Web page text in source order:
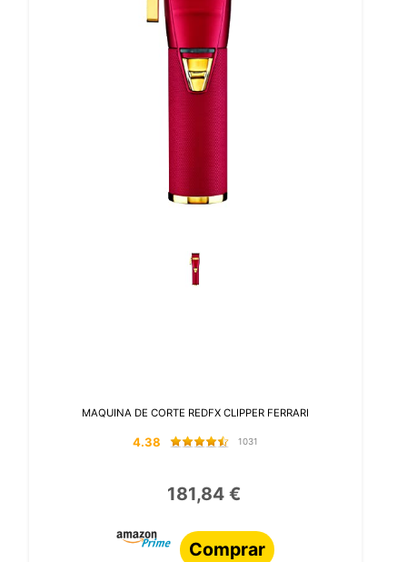
MAQUINA DE CORTE REDFX CLIPPER FERRARI
4.38 1031
181,84 €
Comprar